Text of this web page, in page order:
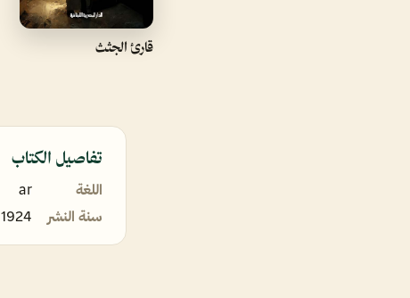
قارئ الجثث
تفاصيل الكتاب
اللغة
ar
سنة النشر
1924